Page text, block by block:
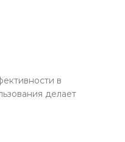
в
делает